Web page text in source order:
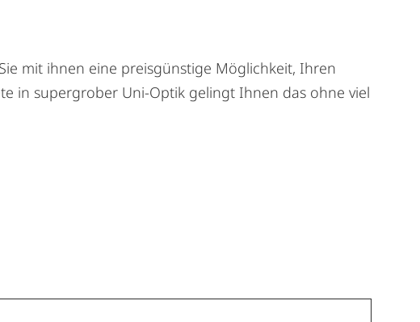
mit ihnen eine preisgünstige Möglichkeit, Ihren
in supergrober Uni-Optik gelingt Ihnen das ohne viel